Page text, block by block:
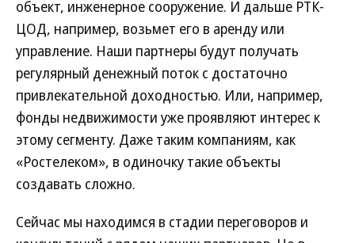
объект, инженерное сооружение. И дальше РТК-
ЦОД, например, возьмет его в аренду или
управление. Наши партнеры будут получать
регулярный денежный поток с достаточно
привлекательной доходностью. Или, например,
фонды недвижимости уже проявляют интерес к
этому сегменту. Даже таким компаниям, как
«Ростелеком», в одиночку такие объекты
создавать сложно.
Сейчас мы находимся в стадии переговоров и